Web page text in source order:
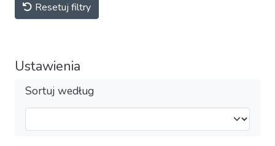
Resetuj filtry
Ustawienia
Sortuj według